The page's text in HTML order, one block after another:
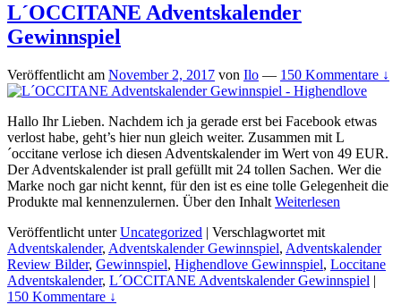
L´OCCITANE Adventskalender
Gewinnspiel
Veröffentlicht am November 2, 2017 von Ilo — 150 Kommentare ↓
Hallo Ihr Lieben. Nachdem ich ja gerade erst bei Facebook etwas
verlost habe, geht’s hier nun gleich weiter. Zusammen mit L
´occitane verlose ich diesen Adventskalender im Wert von 49 EUR.
Der Adventskalender ist prall gefüllt mit 24 tollen Sachen. Wer die
Marke noch gar nicht kennt, für den ist es eine tolle Gelegenheit die
Produkte mal kennenzulernen. Über den Inhalt Weiterlesen
Veröffentlicht unter Uncategorized | Verschlagwortet mit
Adventskalender, Adventskalender Gewinnspiel, Adventskalender
Review Bilder, Gewinnspiel, Highendlove Gewinnspiel, Loccitane
Adventskalender, L´OCCITANE Adventskalender Gewinnspiel |
150 Kommentare ↓